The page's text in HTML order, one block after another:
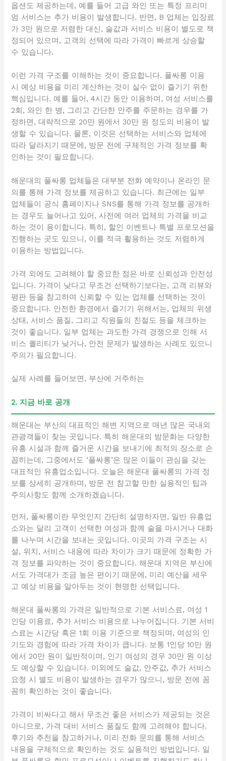
옵션도 제공하는데, 예를 들어 고급 와인 또는 특정 프리미
엄 서비스는 추가 비용이 발생합니다. 반면, B 업체는 입장료
가 3만 원으로 저렴한 대신, 술값과 서비스 비용이 별도로 책
정되어 있으며, 고객의 선택에 따라 가격이 빠르게 상승할
수 있습니다.
이런 가격 구조를 이해하는 것이 중요합니다. 풀싸롱 이용
시 예상 비용을 미리 계산하는 것이 실수 없이 즐기기 위한
핵심입니다. 예를 들어, 4시간 동안 이용하며, 여성 서비스를
2회, 와인 한 병, 그리고 간단한 안주를 주문하는 경우를 가
정하면, 대략적으로 20만 원에서 30만 원 정도의 비용이 발
생할 수 있습니다. 물론, 이것은 선택하는 서비스와 업체에
따라 달라지기 때문에, 방문 전에 구체적인 가격 정보를 확
인하는 것이 필요합니다.
해운대의 풀싸롱 업체들은 대부분 전화 예약이나 온라인 문
의를 통해 가격 정보를 제공하고 있습니다. 최근에는 일부
업체들이 공식 홈페이지나 SNS를 통해 가격 정보를 공개하
는 경우도 늘어나고 있어, 사전에 여러 업체의 가격을 비교
하는 것이 용이합니다. 특히, 할인 이벤트나 특별 프로모션을
진행하는 곳도 있으니, 이를 적극 활용하는 것도 저렴하게
이용하는 방법입니다.
가격 외에도 고려해야 할 중요한 점은 바로 신뢰성과 안전성
입니다. 가격이 낮다고 무조건 선택하기보다는, 고객 리뷰와
평판 등을 참고하여 신뢰할 수 있는 업체를 선택하는 것이
중요합니다. 안전한 환경에서 즐기기 위해서는, 업체의 위생
상태, 서비스 품질, 그리고 직원들의 친절도 등을 체크하는
것이 좋습니다. 일부 업체는 과도한 가격 경쟁으로 인해 서
비스 퀄리티가 낮거나, 안전 문제가 발생하는 사례도 있으니
주의가 필요합니다.
실제 사례를 들어보면, 부산에 거주하는
2. 지금 바로 공개
해운대는 부산의 대표적인 해변 지역으로 매년 많은 국내외
관광객들이 찾는 곳입니다. 특히 해운대의 밤문화는 다양한
유흥 시설과 함께 즐거운 시간을 보내기에 최적의 장소로 손
꼽히는데, 그중에서도 ‘풀싸롱’은 많은 이들이 관심을 갖는
대표적인 유흥업소입니다. 오늘은 해운대 풀싸롱의 가격 정
보를 상세히 공개하며, 방문 전 참고할 만한 실용적인 팁과
주의사항도 함께 소개하겠습니다.
먼저, 풀싸롱이란 무엇인지 간단히 설명하자면, 일반 유흥업
소와는 달리 고객이 선택한 여성과 함께 술을 마시거나 대화
를 나누며 시간을 보내는 곳입니다. 이곳의 가격 구조는 시
설, 위치, 서비스 내용에 따라 차이가 크기 때문에 정확한 가
격 정보를 파악하는 것이 중요합니다. 해운대 지역은 부산에
서도 가격대가 조금 높은 편이기 때문에, 미리 예산을 세우
고 예상 비용을 알아두는 것이 현명한 선택입니다.
해운대 풀싸롱의 가격은 일반적으로 기본 서비스료, 여성 1
인당 이용료, 추가 서비스 비용으로 나누어집니다. 기본 서비
스료는 시간당 혹은 1회 이용 기준으로 책정되며, 여성의 인
기도와 경험에 따라 가격 차이가 큽니다. 보통 1인당 10만 원
에서 20만 원이 일반적이며, 인기 여성의 경우 30만 원 이상
도 예상할 수 있습니다. 이외에도 술값, 안주값, 추가 서비스
요청 시 별도 비용이 발생하는 경우가 많으니, 방문 전에 꼼
꼼히 확인하는 것이 좋습니다.
가격이 비싸다고 해서 무조건 좋은 서비스가 제공되는 것은
아니므로, 가격 대비 서비스 품질도 함께 고려해야 합니다.
후기와 추천을 참고하거나, 미리 전화 문의를 통해 서비스
내용을 구체적으로 확인하는 것도 실용적인 방법입니다. 일